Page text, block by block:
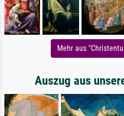
Mehr aus
Auszug aus